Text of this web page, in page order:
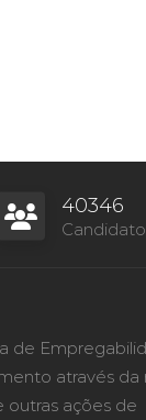
40346
de
através da
outras ações de